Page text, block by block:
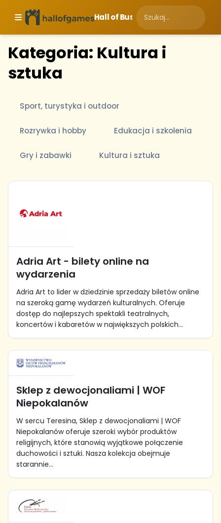
Hall of Business
Kategoria: Kultura i
sztuka
Sport, turystyka i outdoor
Rozrywka i hobby Edukacja i szkolenia
Gry i zabawki Kultura i sztuka
Adria Art - bilety online na
wydarzenia
Adria Art to lider w dziedzinie sprzedaży biletów online
na szeroką gamę wydarzeń kulturalnych. Oferuje
dostęp do najlepszych spektakli teatralnych,
koncertów i kabaretów w największych polskich...
Sklep z dewocjonaliami | WOF
Niepokalanów
W sercu Teresina, Sklep z dewocjonaliami | WOF
Niepokalanów oferuje szeroki wybór produktów
religijnych, które stanowią wyjątkowe połączenie
duchowości i sztuki. Nasza kolekcja obejmuje
starannie...